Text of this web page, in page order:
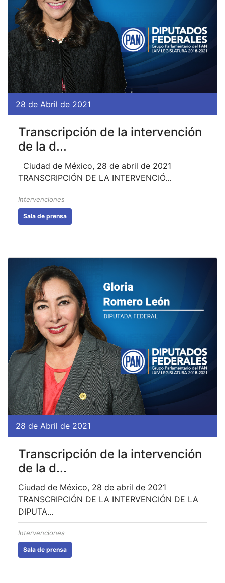
28 de Abril de 2021
Transcripción de la intervención
de la d...
Ciudad de México, 28 de abril de 2021
TRANSCRIPCIÓN DE LA INTERVENCIÓ...
Intervenciones
Sala de prensa
28 de Abril de 2021
Transcripción de la intervención
de la d...
Ciudad de México, 28 de abril de 2021
TRANSCRIPCIÓN DE LA INTERVENCIÓN DE LA
DIPUTA...
Intervenciones
Sala de prensa